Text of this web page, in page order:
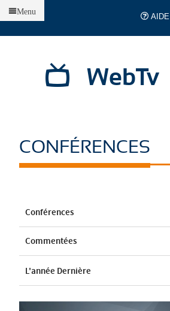
AIDE
WebTv
Menu
CONFÉRENCES
Conférences
Commentées
L'année Dernière